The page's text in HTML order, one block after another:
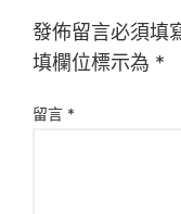
發佈留言必須填
填欄位標示為 *
留言 *